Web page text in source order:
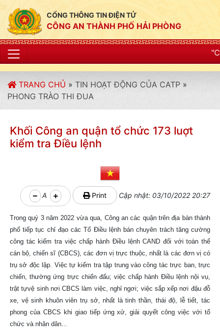
CỔNG THÔNG TIN ĐIỆN TỬ
CÔNG AN THÀNH PHỐ HẢI PHÒNG
"CÔNG AN
TRANG CHỦ » TIN HOẠT ĐỘNG CỦA CATP »
PHONG TRÀO THI ĐUA
Khối Công an quận tổ chức 173 luợt
kiểm tra Điều lệnh
A Print Cập nhật: 03/10/2022 20:27
Trong quý 3 năm 2022 vừa qua, Công an các quận trên địa bàn thành
phố tiếp tục chỉ đạo các Tổ Điều lệnh bán chuyên trách tăng cường
công tác kiểm tra việc chấp hành Điều lệnh CAND đối với toàn thể
cán bộ, chiến sĩ (CBCS), các đơn vị trực thuộc, nhất là các đơn vị có
trụ sở độc lập. Việc tự kiểm tra tập trung vào công tác trực ban, trực
chiến, thường ứng trực chiến đấu; việc chấp hành Điều lệnh nội vụ,
trật tựvệ sinh nơi CBCS làm việc, nghỉ ngơi; việc sắp xếp nơi đậu đỗ
xe, vệ sinh khuôn viên trụ sở, nhất là tinh thần, thái độ, lễ tiết, tác
phong của CBCS khi giao tiếp ứng xử, giải quyết công việc với tổ
chức và nhân dân...